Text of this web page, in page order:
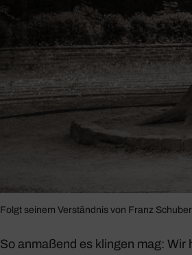
Folgt seinem Verständnis von Franz
So anma­ßend es klingen mag: Wir